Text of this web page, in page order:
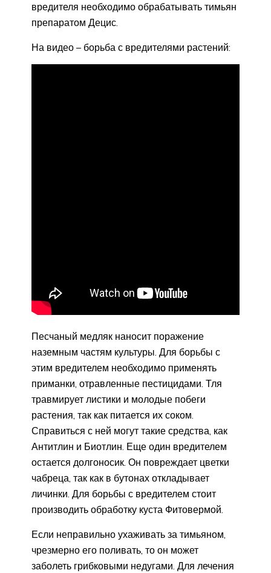
вредителя необходимо обрабатывать тимьян
препаратом Децис.
На видео – борьба с вредителями растений:
Песчаный медляк наносит поражение
наземным частям культуры. Для борьбы с
этим вредителем необходимо применять
приманки, отравленные пестицидами. Тля
травмирует листики и молодые побеги
растения, так как питается их соком.
Справиться с ней могут такие средства, как
Антитлин и Биотлин. Еще один вредителем
остается долгоносик. Он повреждает цветки
чабреца, так как в бутонах откладывает
личинки. Для борьбы с вредителем стоит
производить обработку куста Фитовермой.
Если неправильно ухаживать за тимьяном,
чрезмерно его поливать, то он может
заболеть грибковыми недугами. Для лечения